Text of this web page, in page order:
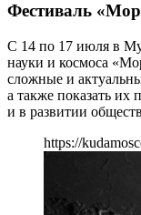
Фестиваль
С 14 по 17 июля в
науки и космоса
сложные и
а также показать их
и в развитии
https://